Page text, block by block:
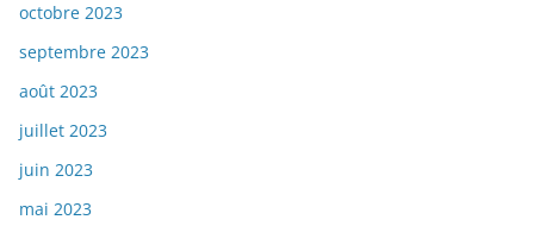
octobre 2023
septembre 2023
août 2023
juillet 2023
juin 2023
mai 2023